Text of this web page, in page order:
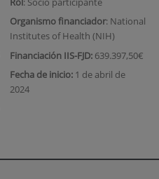
Organismo financiador: National
Institutes of Health (NIH)
Financiación IIS-FJD: 639.397,50€
Fecha de inicio:1 de abril de
2024